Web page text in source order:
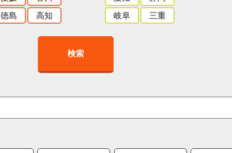
岐阜
三重
徳島
高知
検索